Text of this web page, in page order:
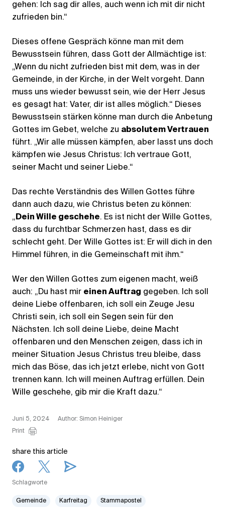
gehen: Ich sag dir alles, auch wenn ich mit dir nicht
zufrieden bin.“
Dieses offene Gespräch könne man mit dem
Bewusstsein führen, dass Gott der Allmächtige ist:
„Wenn du nicht zufrieden bist mit dem, was in der
Gemeinde, in der Kirche, in der Welt vorgeht. Dann
muss uns wieder bewusst sein, wie der Herr Jesus
es gesagt hat: Vater, dir ist alles möglich.“ Dieses
Bewusstsein stärken könne man durch die Anbetung
Gottes im Gebet, welche zu absolutem Vertrauen
führt. „Wir alle müssen kämpfen, aber lasst uns doch
kämpfen wie Jesus Christus: Ich vertraue Gott,
seiner Macht und seiner Liebe.“
Das rechte Verständnis des Willen Gottes führe
dann auch dazu, wie Christus beten zu können:
„ Dein Wille geschehe. Es ist nicht der Wille Gottes,
dass du furchtbar Schmerzen hast, dass es dir
schlecht geht. Der Wille Gottes ist: Er will dich in den
Himmel führen, in die Gemeinschaft mit ihm.“
Wer den Willen Gottes zum eigenen macht, weiß
auch: „Du hast mir einen Auftrag gegeben. Ich soll
deine Liebe offenbaren, ich soll ein Zeuge Jesu
Christi sein, ich soll ein Segen sein für den
Nächsten. Ich soll deine Liebe, deine Macht
offenbaren und den Menschen zeigen, dass ich in
meiner Situation Jesus Christus treu bleibe, dass
mich das Böse, das ich jetzt erlebe, nicht von Gott
trennen kann. Ich will meinen Auftrag erfüllen. Dein
Wille geschehe, gib mir die Kraft dazu.“
Juni 5, 2024
Author: Simon Heiniger
Print
share this article
Schlagworte
Gemeinde Karfreitag Stammapostel